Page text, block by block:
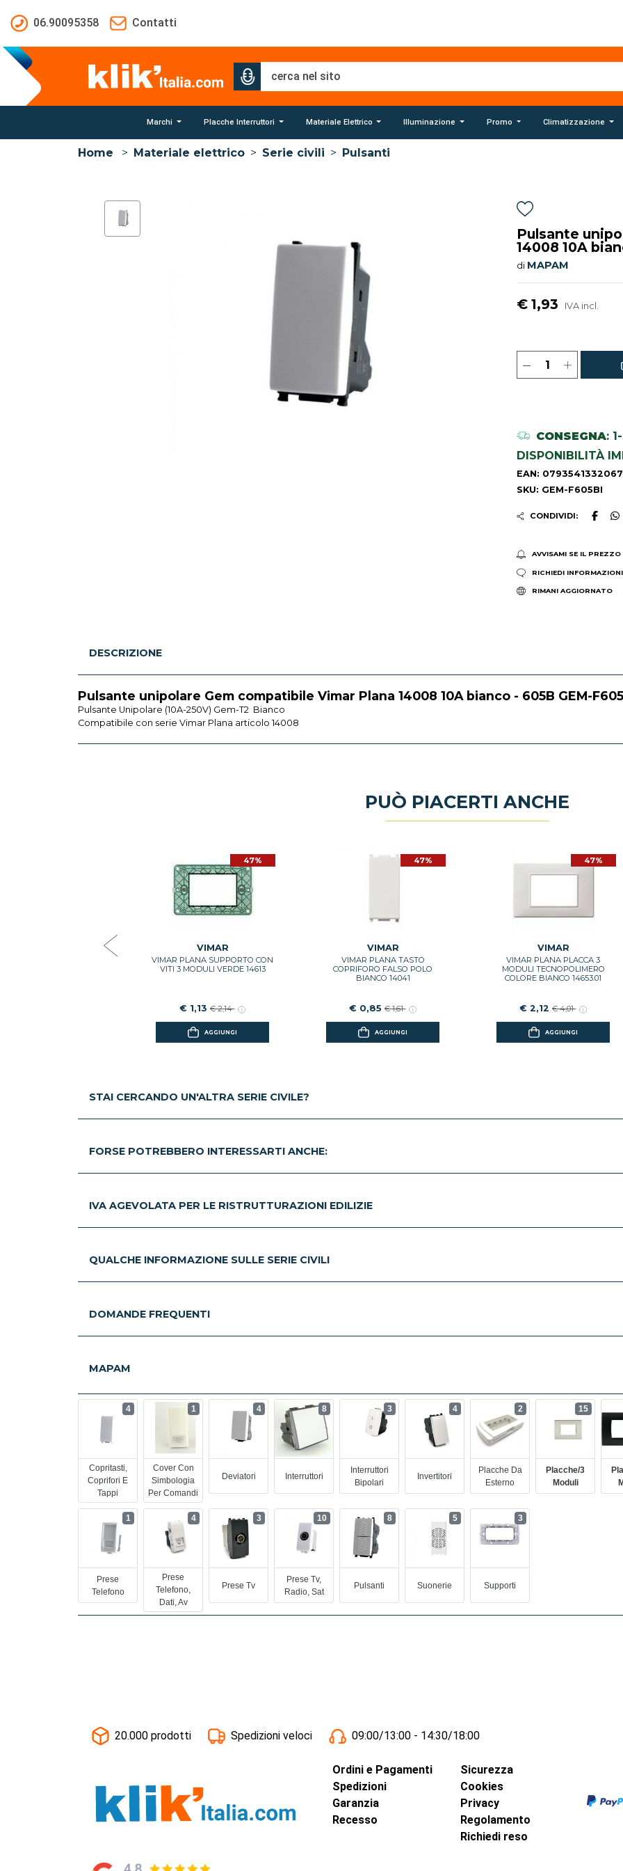
06.90095358
Contatti
Marchi Placche Interruttori Materiale Elettrico Illuminazione Promo Climatizzazione
Home > Materiale elettrico > Serie civili > Pulsanti
Pulsante
14008 10A
di MAPAM
€ 1,93 IVA incl.
CONSEGNA:
DISPONIBILITÀ
EAN: 0793541332067
SKU: GEM-F605BI
CONDIVIDI:
AVVISAMI SE IL PREZZO
RICHIEDI INFORMAZIONI
RIMANI AGGIORNATO
DESCRIZIONE
Pulsante unipolare Gem compatibile Vimar Plana 14008 10A bianco - 605B GEM-
Pulsante Unipolare (10A-250V) Gem-T2 Bianco
Compatibile con serie Vimar Plana articolo 14008
PUÒ PIACERTI ANCHE
47%
VIMAR
VIMAR PLANA SUPPORTO CON
VITI 3 MODULI VERDE 14613
€ 1,13 € 2,14
AGGIUNGI
47%
VIMAR
VIMAR PLANA TASTO
COPRIFORO FALSO POLO
BIANCO 14041
€ 0,85 € 1,61
AGGIUNGI
47%
VIMAR
VIMAR PLANA PLACCA 3
MODULI TECNOPOLIMERO
COLORE BIANCO 14653.01
€ 2,12 € 4,01
AGGIUNGI
STAI CERCANDO UN'ALTRA SERIE CIVILE?
FORSE POTREBBERO INTERESSARTI ANCHE:
IVA AGEVOLATA PER LE RISTRUTTURAZIONI EDILIZIE
QUALCHE INFORMAZIONE SULLE SERIE CIVILI
DOMANDE FREQUENTI
MAPAM
Copritasti,
Coprifori E
Tappi
4
Cover Con
Simbologia
Per Comandi
1
Deviatori
4
Interruttori
8
Interruttori
Bipolari
3
Invertitori
4
Placche Da
Esterno
2
Placche/3
Moduli
15
Prese
Telefono
1
Prese
Telefono,
Dati, Av
4
Prese Tv
3
Prese Tv,
Radio, Sat
10
Pulsanti
8
Suonerie
5
Supporti
3
20.000 prodotti Spedizioni veloci 09:00/13:00 - 14:30/18:00
Ordini e Pagamenti
Spedizioni
Garanzia
Recesso
Sicurezza
Cookies
Privacy
Regolamento
Richiedi reso